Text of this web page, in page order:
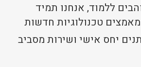
ללמוד, אנחנו תמיד
טכנולוגיות חדשות
יחס אישי ושירות מסביב